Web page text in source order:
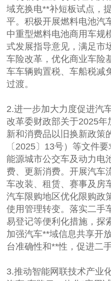
域充换电**补短板试点，
平。积极开展燃料电池汽
中重型燃料电池商用车规
式发展指导意见，满足市
车险改革，优化商业车险
车车辆购置税、车船税减
过渡。
2.进一步加大力度促进汽
改革委财政部关于2025
新和消费品以旧换新政策
〔2025〕13号）等文件
能源城市公交车及动力电
费、更新消费。开展汽车
车改装、租赁、赛事及房
汽车限购地区优化限购政
使用管理转变。落实二手
易登记等便利化措施，探
加强汽车**域信息共享开
台准确性和**性，促进二
3.推动智能网联技术产业